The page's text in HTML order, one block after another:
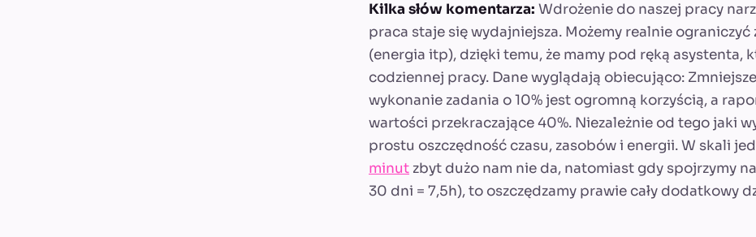
Kilka słów komentarza: Wdrożenie do naszej pracy
praca staje się wydajniejsza. Możemy realnie ograniczyć
(energia itp), dzięki temu, że mamy pod ręką asystenta,
codziennej pracy. Dane wyglądają obiecująco:
wykonanie zadania o 10% jest ogromną korzyścią, a
wartości przekraczające 40%. Niezależnie od tego jaki
prostu oszczędność czasu, zasobów i energii. W skali
minut zbyt dużo nam nie da, natomiast gdy spojrzymy
30 dni = 7,5h), to oszczędzamy prawie cały dodatkowy